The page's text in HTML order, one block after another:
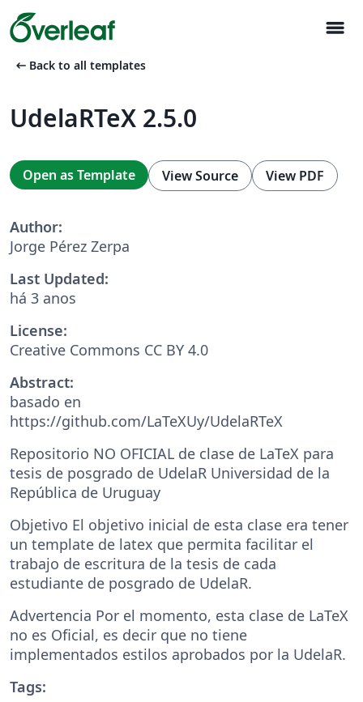
menu
arrow_left_alt Back to all templates
UdelaRTeX 2.5.0
Open as Template View Source View PDF
Author:
Jorge Pérez Zerpa
Last Updated:
há 3 anos
License:
Creative Commons CC BY 4.0
Abstract:
basado en
https://github.com/LaTeXUy/UdelaRTeX
Repositorio NO OFICIAL de clase de LaTeX para
tesis de posgrado de UdelaR Universidad de la
República de Uruguay
Objetivo El objetivo inicial de esta clase era tener
un template de latex que permita facilitar el
trabajo de escritura de la tesis de cada
estudiante de posgrado de UdelaR.
Advertencia Por el momento, esta clase de LaTeX
no es Oficial, es decir que no tiene
implementados estilos aprobados por la UdelaR.
Tags: